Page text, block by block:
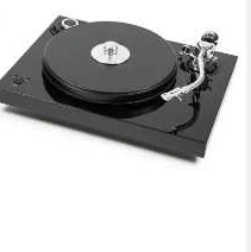
PRO-JECT
Pro-Ject Xperience SB S-
Shape, schwarz Plattenspieler
1.699,00 €
lieferbar - in 3-4 Werktagen bei dir